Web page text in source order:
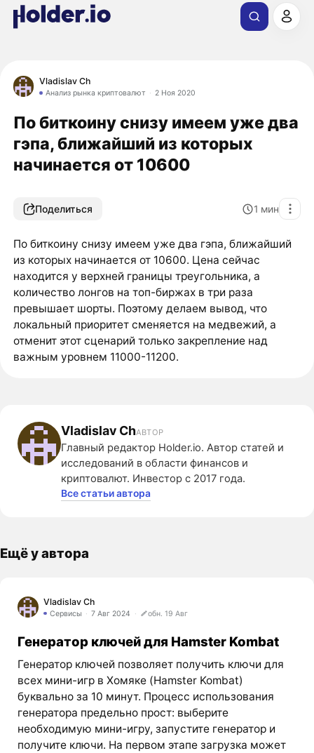
Vladislav Ch
Анализ рынка криптовалют 2 Ноя 2020
​​По биткоину снизу имеем уже два
гэпа, ближайший из которых
начинается от 10600
Поделиться 1 мин
​​По биткоину снизу имеем уже два гэпа, ближайший
из которых начинается от 10600. Цена сейчас
находится у верхней границы треугольника, а
количество лонгов на топ-биржах в три раза
превышает шорты. Поэтому делаем вывод, что
локальный приоритет сменяется на медвежий, а
отменит этот сценарий только закрепление над
важным уровнем 11000-11200.
Vladislav ChАВТОР
Главный редактор Holder.io. Автор статей и
исследований в области финансов и
криптовалют. Инвестор с 2017 года.
Все статьи автора
Ещё у автора
Vladislav Ch
Сервисы 7 Авг 2024 обн. 19 Авг
Генератор ключей для Hamster Kombat
Генератор ключей позволяет получить ключи для
всех мини-игр в Хомяке (Hamster Kombat)
буквально за 10 минут. Процесс использования
генератора предельно прост: выберите
необходимую мини-игру, запустите генератор и
получите ключи. На первом этапе загрузка может